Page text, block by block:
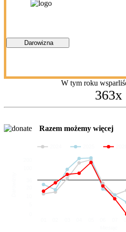
Darowizna
W tym roku
363x
Razem możemy więcej